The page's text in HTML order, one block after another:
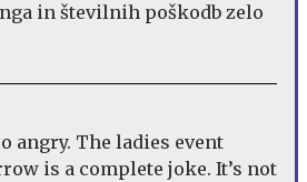
in številnih poškodb zelo
angry. The ladies event
is a complete joke. It’s not